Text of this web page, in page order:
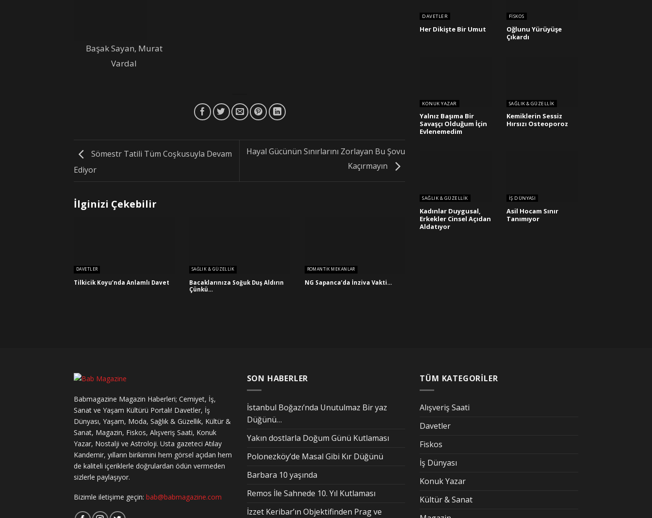
Başak Sayan, Murat
Vardal
Sömestr Tatili Tüm Coşkusuyla Devam
Ediyor
Hayal Gücünün Sınırlarını Zorlayan Bu Şovu
Kaçırmayın
İlginizi Çekebilir
DAVETLER
Tilkicik Koyu’nda Anlamlı Davet
SAĞLIK & GÜZELLIK
Bacaklarınıza Soğuk Duş Aldırın
Çünkü…
ROMANTIK MEKANLAR
NG Sapanca’da İnziva Vakti…
DAVETLER
Her Dikişte Bir Umut
FISKOS
Oğlunu Yürüyüşe
Çıkardı
KONUK YAZAR
Yalnız Başıma Bir
Savaşçı Olduğum İçin
Evlenemedim
SAĞLIK & GÜZELLIK
Kemiklerin Sessiz
Hırsızı Osteoporoz
SAĞLIK & GÜZELLIK
Kadınlar Duygusal,
Erkekler Cinsel Açıdan
Aldatıyor
İŞ DÜNYASI
Asil Hocam Sınır
Tanımıyor
Babmagazine Magazin Haberleri; Cemiyet, İş,
Sanat ve Yaşam Kültürü Portalı! Davetler, İş
Dünyası, Yaşam, Moda, Sağlık & Güzellik, Kültür &
Sanat, Magazin, Fiskos, Alışveriş Saati, Konuk
Yazar, Nostalji ve Astroloji. Usta gazeteci Atılay
Kandemir, yılların birikimini hem görsel açıdan hem
de kaliteli içeriklerle doğrulardan ödün vermeden
sizlerle paylaşıyor.
Bizimle iletişime geçin: bab@babmagazine.com
SON HABERLER
İstanbul Boğazı’nda Unutulmaz Bir yaz
Düğünü…
Yakın dostlarla Doğum Günü Kutlaması
Polonezköy’de Masal Gibi Kır Düğünü
Barbara 10 yaşında
Remos İle Sahnede 10. Yıl Kutlaması
İzzet Keribar’ın Objektifinden Prag ve
TÜM KATEGORİLER
Alışveriş Saati
Davetler
Fiskos
İş Dünyası
Konuk Yazar
Kültür & Sanat